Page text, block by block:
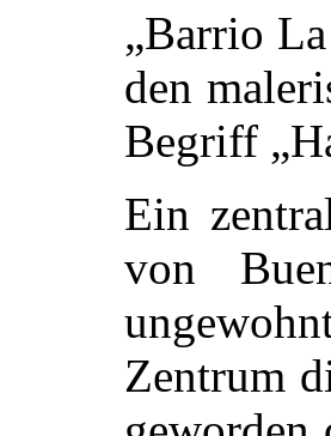
„Barrio
den
Begriff
Ein
von
Zentrum